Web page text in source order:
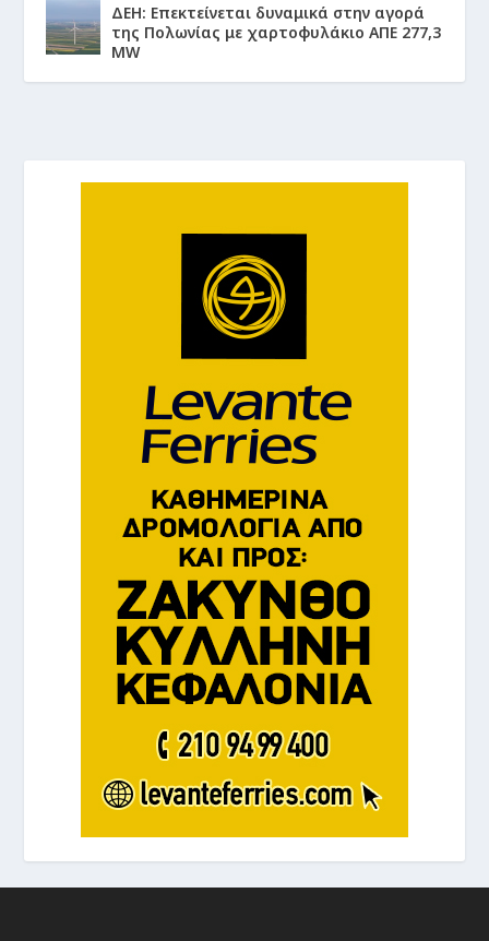
ΔΕΗ: Επεκτείνεται δυναμικά στην αγορά
της Πολωνίας με χαρτοφυλάκιο ΑΠΕ 277,3
MW